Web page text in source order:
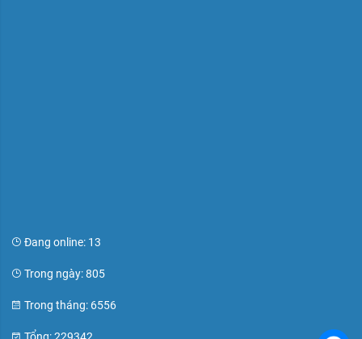
Đang online: 13
Trong ngày: 805
Trong tháng: 6556
Tổng: 229342